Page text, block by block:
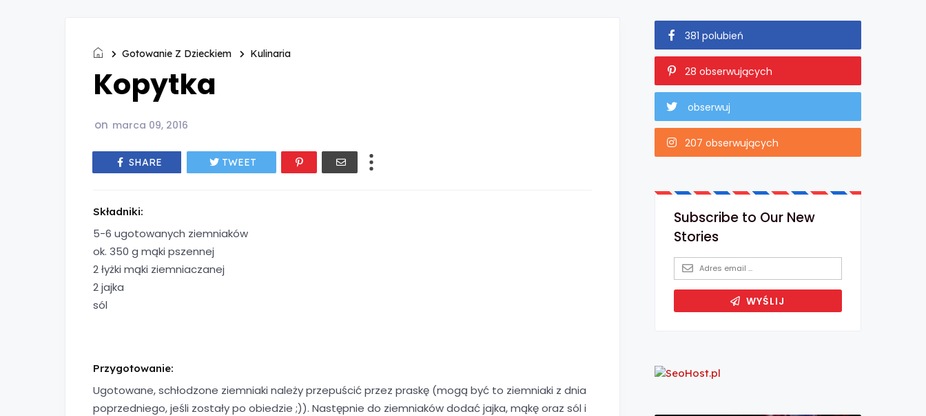
Gotowanie Z Dzieckiem Kulinaria
Kopytka
on marca 09, 2016
SHARE TWEET
Składniki:
5-6 ugotowanych ziemniaków
ok. 350 g mąki pszennej
2 łyżki mąki ziemniaczanej
2 jajka
sól
Przygotowanie:
Ugotowane, schłodzone ziemniaki należy przepuścić przez praskę (mogą być to ziemniaki z dnia
poprzedniego, jeśli zostały po obiedzie ;)). Następnie do ziemniaków dodać jajka, mąkę oraz sól i
381 polubień
28 obserwujących
obserwuj
207 obserwujących